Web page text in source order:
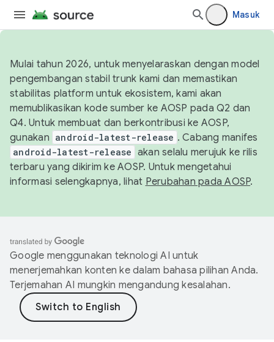
Masuk
Mulai tahun 2026, untuk menyelaraskan dengan model
pengembangan stabil trunk kami dan memastikan
stabilitas platform untuk ekosistem, kami akan
memublikasikan kode sumber ke AOSP pada Q2 dan
Q4. Untuk membuat dan berkontribusi ke AOSP,
gunakan android-latest-release . Cabang manifes
android-latest-release akan selalu merujuk ke rilis
terbaru yang dikirim ke AOSP. Untuk mengetahui
informasi selengkapnya, lihat Perubahan pada AOSP.
Google menggunakan teknologi AI untuk
menerjemahkan konten ke dalam bahasa pilihan Anda.
Terjemahan AI mungkin mengandung kesalahan.